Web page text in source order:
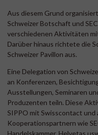
Aus diesem Grund
Schweizer Botschaft und
verschiedenen Aktivitäten
Darüber hinaus richtete die
Schweizer Pavillon aus.
Eine Delegation von
an Konferenzen,
Ausstellungen, Seminaren
Produzenten teiln. Diese
SIPPO mit Swisscontact und
Kooperationspartnern wie
Handelskammer, Helvetas